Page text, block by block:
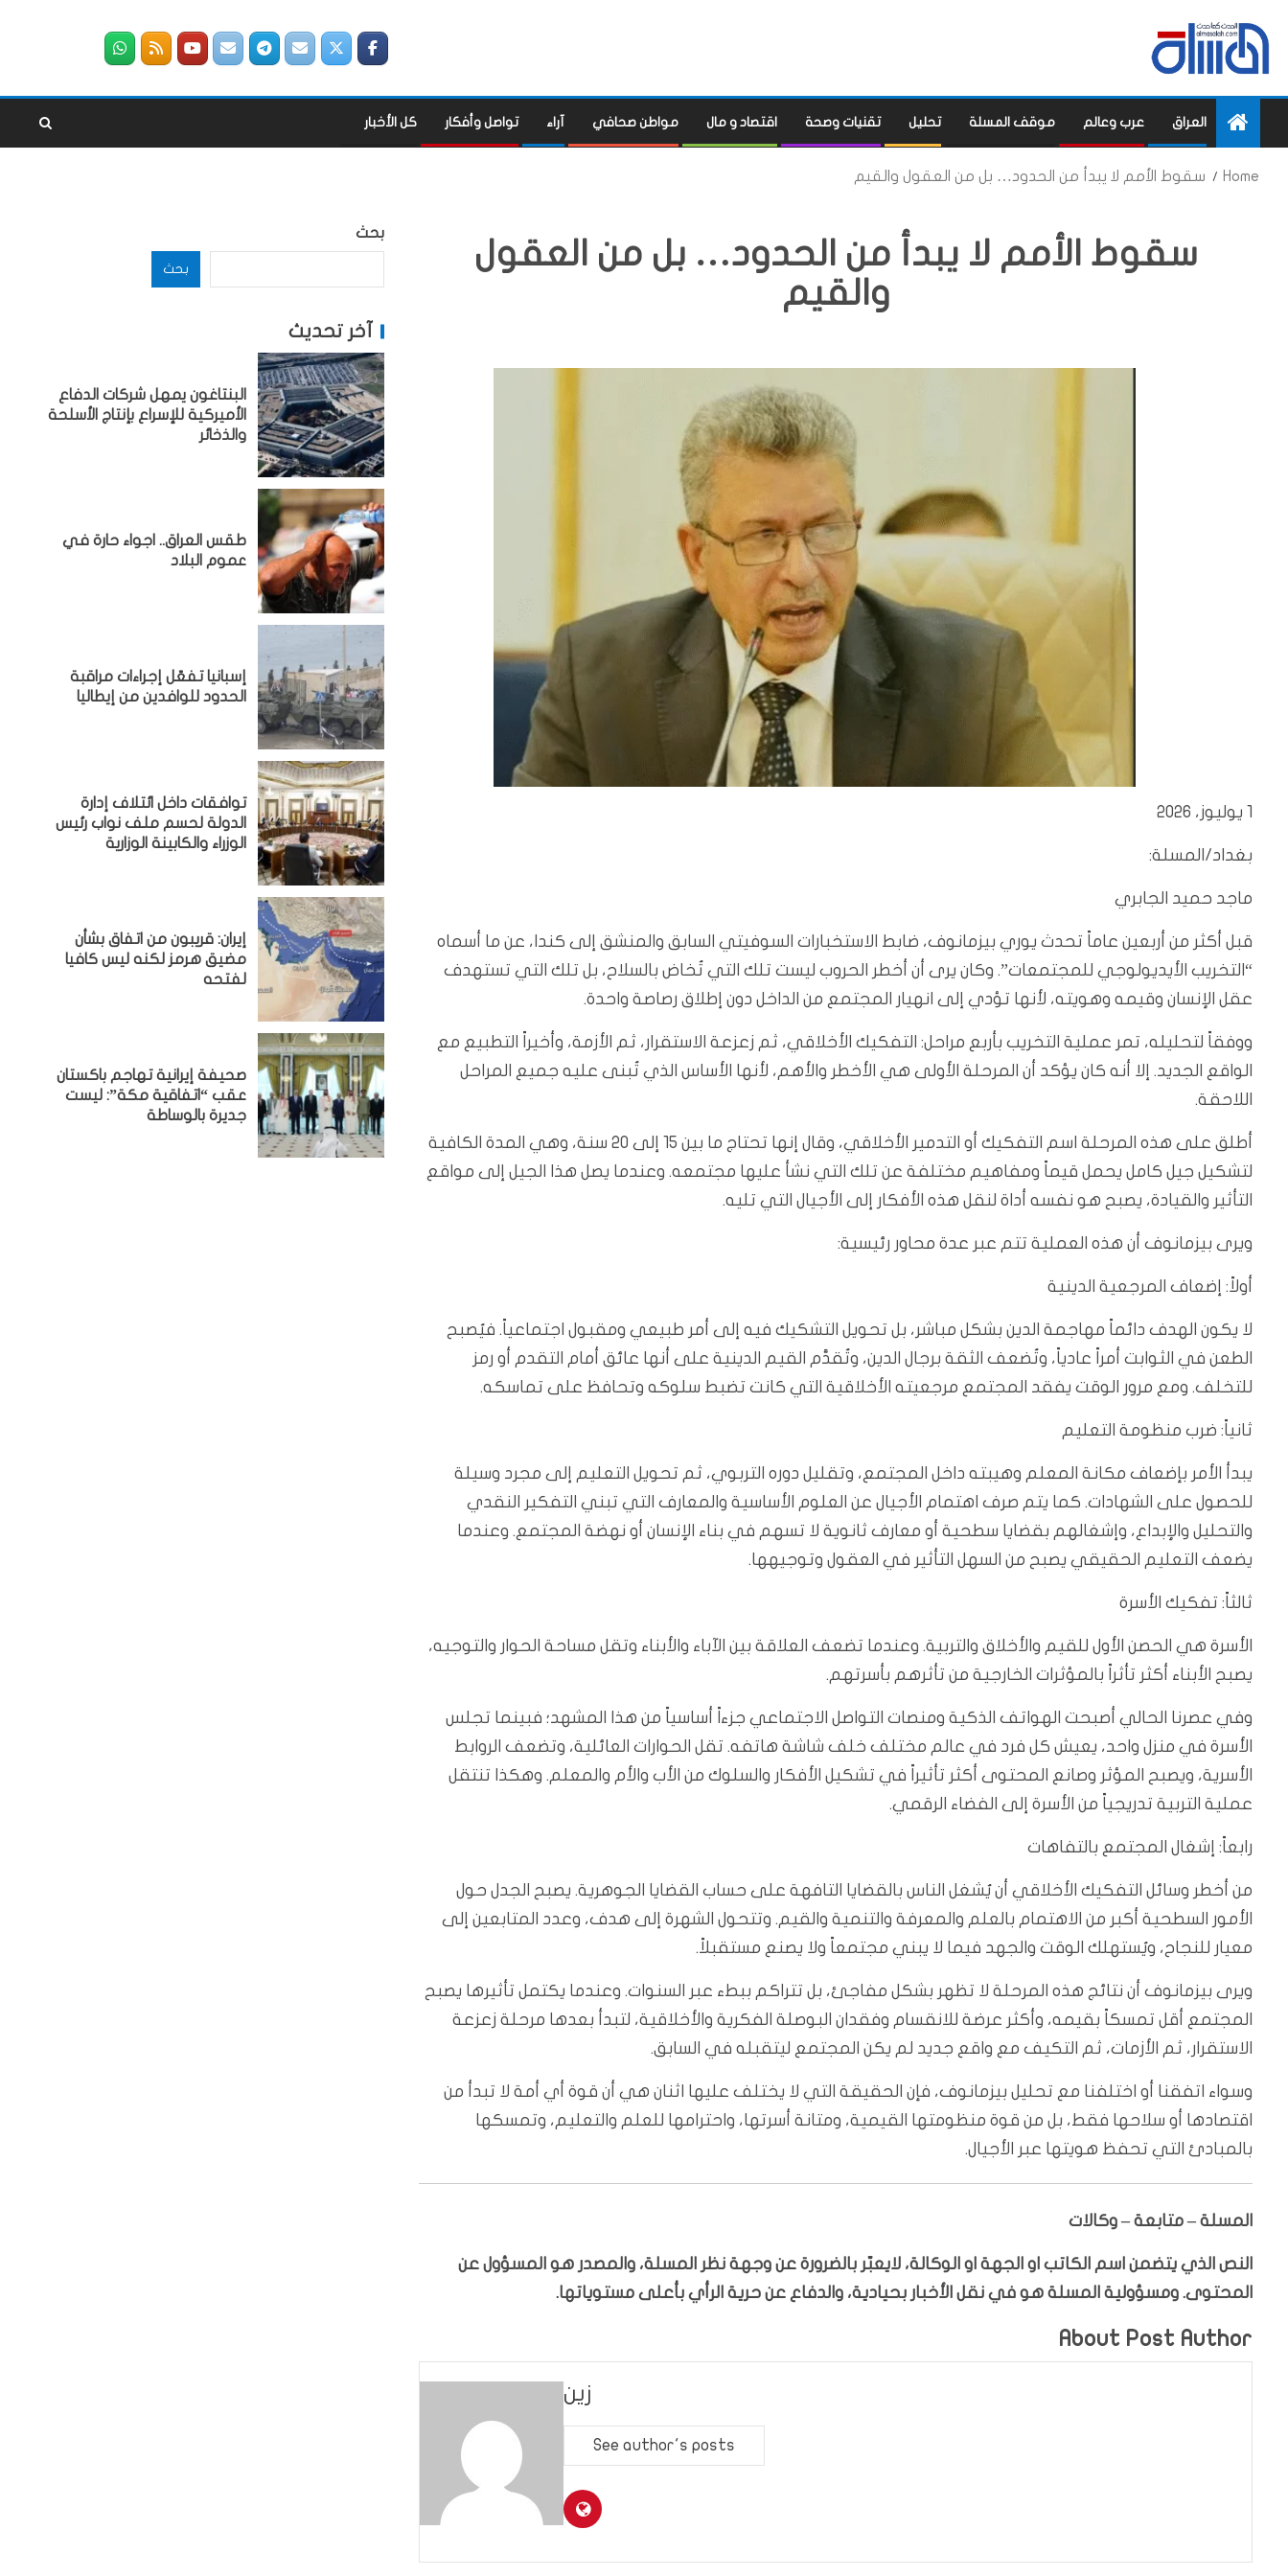
العراق عرب وعالم موقف المسلة تحليل تقنيات وصحة اقتصاد و مال مواطن صحافي آراء تواصل وأفكار كل الأخبار
Home سقوط الأمم لا يبدأ من الحدود… بل من العقول والقيم
سقوط الأمم لا يبدأ من الحدود… بل من العقول
والقيم
1 يوليوز، 2026
بغداد/المسلة:
ماجد حميد الجابري
قبل أكثر من أربعين عاماً تحدث يوري بيزمانوف، ضابط الاستخبارات السوفيتي السابق والمنشق إلى كندا، عن ما أسماه
“التخريب الأيديولوجي للمجتمعات”. وكان يرى أن أخطر الحروب ليست تلك التي تُخاض بالسلاح، بل تلك التي تستهدف
عقل الإنسان وقيمه وهويته، لأنها تؤدي إلى انهيار المجتمع من الداخل دون إطلاق رصاصة واحدة.
ووفقاً لتحليله، تمر عملية التخريب بأربع مراحل: التفكيك الأخلاقي، ثم زعزعة الاستقرار، ثم الأزمة، وأخيراً التطبيع مع
الواقع الجديد. إلا أنه كان يؤكد أن المرحلة الأولى هي الأخطر والأهم، لأنها الأساس الذي تُبنى عليه جميع المراحل
اللاحقة.
أطلق على هذه المرحلة اسم التفكيك أو التدمير الأخلاقي، وقال إنها تحتاج ما بين 15 إلى 20 سنة، وهي المدة الكافية
لتشكيل جيل كامل يحمل قيماً ومفاهيم مختلفة عن تلك التي نشأ عليها مجتمعه. وعندما يصل هذا الجيل إلى مواقع
التأثير والقيادة، يصبح هو نفسه أداة لنقل هذه الأفكار إلى الأجيال التي تليه.
ويرى بيزمانوف أن هذه العملية تتم عبر عدة محاور رئيسية:
أولاً: إضعاف المرجعية الدينية
لا يكون الهدف دائماً مهاجمة الدين بشكل مباشر، بل تحويل التشكيك فيه إلى أمر طبيعي ومقبول اجتماعياً. فيُصبح
الطعن في الثوابت أمراً عادياً، وتُضعف الثقة برجال الدين، وتُقدَّم القيم الدينية على أنها عائق أمام التقدم أو رمز
للتخلف. ومع مرور الوقت يفقد المجتمع مرجعيته الأخلاقية التي كانت تضبط سلوكه وتحافظ على تماسكه.
ثانياً: ضرب منظومة التعليم
يبدأ الأمر بإضعاف مكانة المعلم وهيبته داخل المجتمع، وتقليل دوره التربوي، ثم تحويل التعليم إلى مجرد وسيلة
للحصول على الشهادات. كما يتم صرف اهتمام الأجيال عن العلوم الأساسية والمعارف التي تبني التفكير النقدي
والتحليل والإبداع، وإشغالهم بقضايا سطحية أو معارف ثانوية لا تسهم في بناء الإنسان أو نهضة المجتمع. وعندما
يضعف التعليم الحقيقي يصبح من السهل التأثير في العقول وتوجيهها.
ثالثاً: تفكيك الأسرة
الأسرة هي الحصن الأول للقيم والأخلاق والتربية. وعندما تضعف العلاقة بين الآباء والأبناء وتقل مساحة الحوار والتوجيه،
يصبح الأبناء أكثر تأثراً بالمؤثرات الخارجية من تأثرهم بأسرتهم.
وفي عصرنا الحالي أصبحت الهواتف الذكية ومنصات التواصل الاجتماعي جزءاً أساسياً من هذا المشهد؛ فبينما تجلس
الأسرة في منزل واحد، يعيش كل فرد في عالم مختلف خلف شاشة هاتفه. تقل الحوارات العائلية، وتضعف الروابط
الأسرية، ويصبح المؤثر وصانع المحتوى أكثر تأثيراً في تشكيل الأفكار والسلوك من الأب والأم والمعلم. وهكذا تنتقل
عملية التربية تدريجياً من الأسرة إلى الفضاء الرقمي.
رابعاً: إشغال المجتمع بالتفاهات
من أخطر وسائل التفكيك الأخلاقي أن يُشغل الناس بالقضايا التافهة على حساب القضايا الجوهرية. يصبح الجدل حول
الأمور السطحية أكبر من الاهتمام بالعلم والمعرفة والتنمية والقيم. وتتحول الشهرة إلى هدف، وعدد المتابعين إلى
معيار للنجاح، ويُستهلك الوقت والجهد فيما لا يبني مجتمعاً ولا يصنع مستقبلاً.
ويرى بيزمانوف أن نتائج هذه المرحلة لا تظهر بشكل مفاجئ، بل تتراكم ببطء عبر السنوات. وعندما يكتمل تأثيرها يصبح
المجتمع أقل تمسكاً بقيمه، وأكثر عرضة للانقسام وفقدان البوصلة الفكرية والأخلاقية، لتبدأ بعدها مرحلة زعزعة
الاستقرار، ثم الأزمات، ثم التكيف مع واقع جديد لم يكن المجتمع ليتقبله في السابق.
وسواء اتفقنا أو اختلفنا مع تحليل بيزمانوف، فإن الحقيقة التي لا يختلف عليها اثنان هي أن قوة أي أمة لا تبدأ من
اقتصادها أو سلاحها فقط، بل من قوة منظومتها القيمية، ومتانة أسرتها، واحترامها للعلم والتعليم، وتمسكها
بالمبادئ التي تحفظ هويتها عبر الأجيال.
المسلة – متابعة – وكالات
النص الذي يتضمن اسم الكاتب او الجهة او الوكالة، لايعبّر بالضرورة عن وجهة نظر المسلة، والمصدر هو المسؤول عن
المحتوى. ومسؤولية المسلة هو في نقل الأخبار بحيادية، والدفاع عن حرية الرأي بأعلى مستوياتها.
About Post Author
زين
See author's posts
بحث
بحث
آخر تحديث
البنتاغون يمهل شركات الدفاع
الأميركية للإسراع بإنتاج الأسلحة
والذخائر
طقس العراق.. اجواء حارة في
عموم البلاد
إسبانيا تفعّل إجراءات مراقبة
الحدود للوافدين من إيطاليا
توافقات داخل ائتلاف إدارة
الدولة لحسم ملف نواب رئيس
الوزراء والكابينة الوزارية
إيران: قريبون من اتفاق بشأن
مضيق هرمز لكنه ليس كافيا
لفتحه
صحيفة إيرانية تهاجم باكستان
عقب “اتفاقية مكة”: ليست
جديرة بالوساطة